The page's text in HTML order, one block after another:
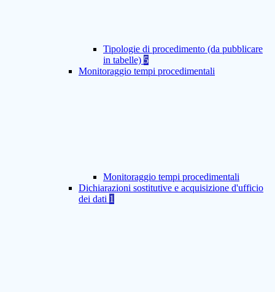
Tipologie di procedimento (da pubblicare
in tabelle) 5
Monitoraggio tempi procedimentali
Monitoraggio tempi procedimentali
Dichiarazioni sostitutive e acquisizione d'ufficio
dei dati 1